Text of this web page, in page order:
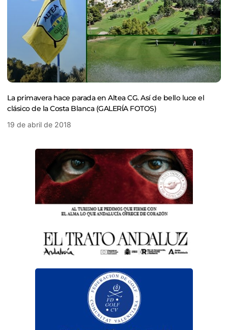
La primavera hace parada en Altea CG. Así de bello luce el
clásico de la Costa Blanca (GALERÍA FOTOS)
19 de abril de 2018